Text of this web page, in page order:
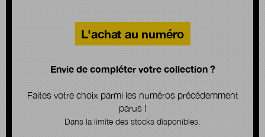
L'achat au numéro
Envie de compléter votre collection ?
Faites votre choix parmi les numéros précédemment
parus !
Dans la limite des stocks disponibles.